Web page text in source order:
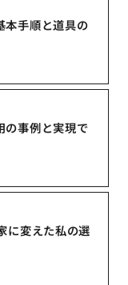
本手順と道具の
の事例と実現で
に変えた私の選